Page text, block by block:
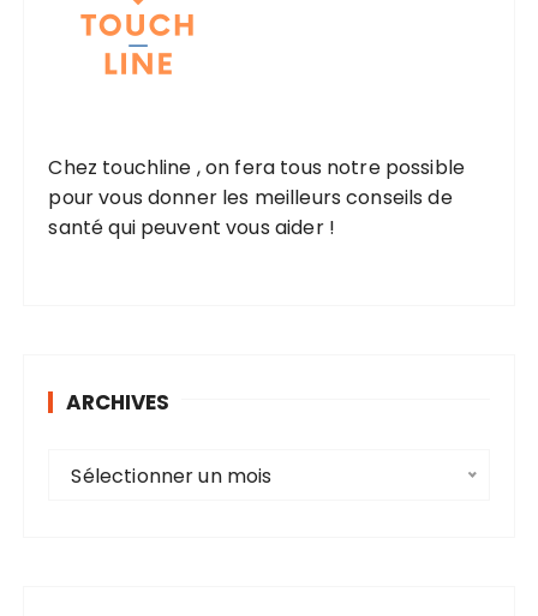
Chez touchline , on fera tous notre possible
pour vous donner les meilleurs conseils de
santé qui peuvent vous aider !
ARCHIVES
Sélectionner un mois